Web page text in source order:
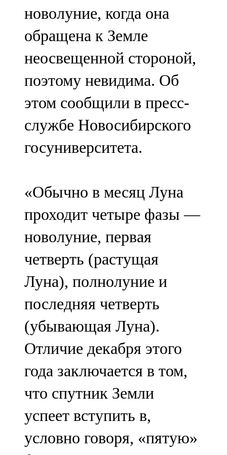
107,8 FM
Теләче
106,1 FM
Түбән Кама
102,6 FM
Чирмешән
107,7 FM
103,0 FM
Чүпрәле
91,0 FM
Шәмәрдән
102,3 FM
Яңа чишмә
107,0 FM
Яр Чаллы
105,5 FM
новолуние, когда она
обращена к Земле
неосвещенной стороной,
поэтому невидима. Об
этом сообщили в пресс-
службе Новосибирского
госуниверситета.
«Обычно в месяц Луна
проходит четыре фазы —
новолуние, первая
четверть (растущая
Луна), полнолуние и
последняя четверть
(убывающая Луна).
Отличие декабря этого
года заключается в том,
что спутник Земли
успеет вступить в,
условно говоря, «пятую»